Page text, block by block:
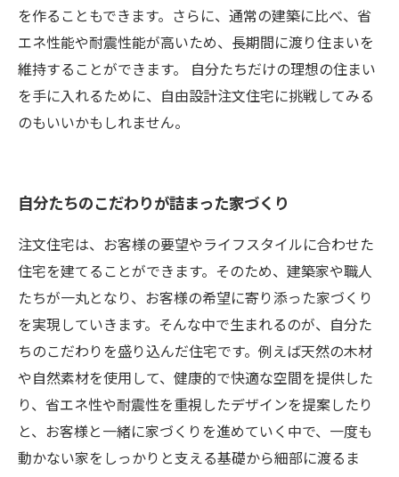
を作ることもできます。さらに、通常の建築に比べ、省
エネ性能や耐震性能が高いため、長期間に渡り住まいを
維持することができます。 自分たちだけの理想の住まい
を手に入れるために、自由設計注文住宅に挑戦してみる
のもいいかもしれません。
自分たちのこだわりが詰まった家づくり
注文住宅は、お客様の要望やライフスタイルに合わせた
住宅を建てることができます。そのため、建築家や職人
たちが一丸となり、お客様の希望に寄り添った家づくり
を実現していきます。そんな中で生まれるのが、自分た
ちのこだわりを盛り込んだ住宅です。例えば天然の木材
や自然素材を使用して、健康的で快適な空間を提供した
り、省エネ性や耐震性を重視したデザインを提案したり
と、お客様と一緒に家づくりを進めていく中で、一度も
動かない家をしっかりと支える基礎から細部に渡るま